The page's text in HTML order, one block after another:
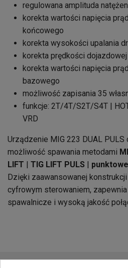
regulowana amplituda
korekta wartości napięcia
końcowego
korekta wysokości upalania
korekta prędkości dojazdowej
korekta wartości napięcia
bazowego
możliwość zapisania 35
funkcje: 2T/4T/S2T/S4T |
VRD
Urządzenie MIG 223 DUAL
możliwość spawania metodami
LIFT | TIG LIFT PULS | punktowe
Dzięki zaawansowanej
cyfrowym sterowaniem, zapewnia
spawalnicze i wysoką jakość